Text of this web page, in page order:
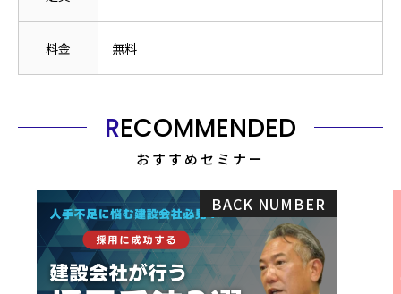
料金 無料
RECOMMENDED
おすすめセミナー
BACK NUMBER